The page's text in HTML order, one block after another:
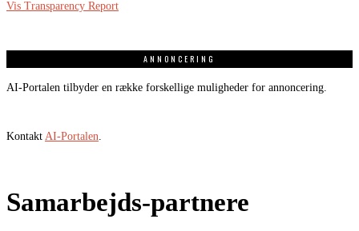
Vis Transparency Report
ANNONCERING
AI-Portalen tilbyder en række forskellige muligheder for annoncering.
Kontakt AI-Portalen
Samarbejds-partnere